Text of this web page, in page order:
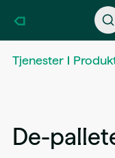
Bli en del av
Nyheter &
Bransjer
FAQ
Tjenester
De-